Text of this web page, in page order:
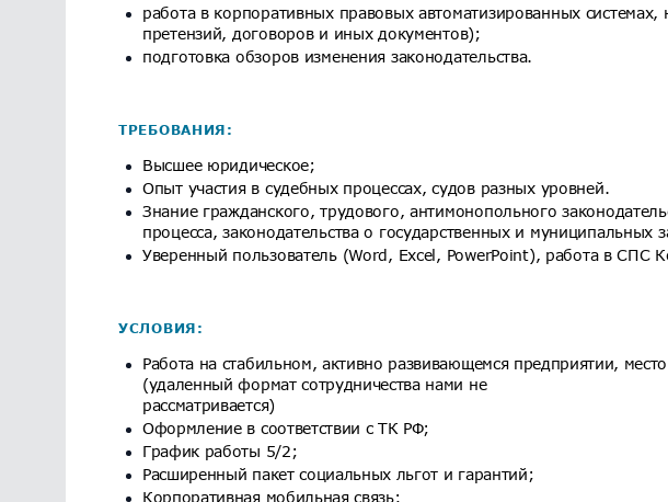
работа в корпоративных правовых автоматизированных
претензий, договоров и иных документов);
подготовка обзоров изменения законодательства.
ТРЕБОВАНИЯ:
Высшее юридическое;
Опыт участия в судебных процессах, судов разных уровней.
Знание гражданского, трудового, антимонопольного
процесса, законодательства о государственных и муниципальных
Уверенный пользователь (Word, Excel, PowerPoint), работа в СПС
УСЛОВИЯ:
Работа на стабильном, активно развивающемся предприятии,
(удаленный формат сотрудничества нами не
рассматривается)
Оформление в соответствии с ТК РФ;
График работы 5/2;
Расширенный пакет социальных льгот и гарантий;
Корпоративная мобильная связь;